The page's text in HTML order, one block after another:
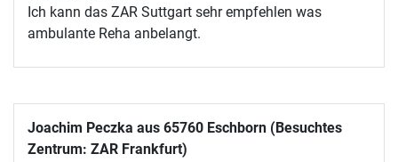
Ich kann das ZAR Suttgart sehr empfehlen was
ambulante Reha anbelangt.
Joachim Peczka aus 65760 Eschborn (Besuchtes
Zentrum: ZAR Frankfurt)